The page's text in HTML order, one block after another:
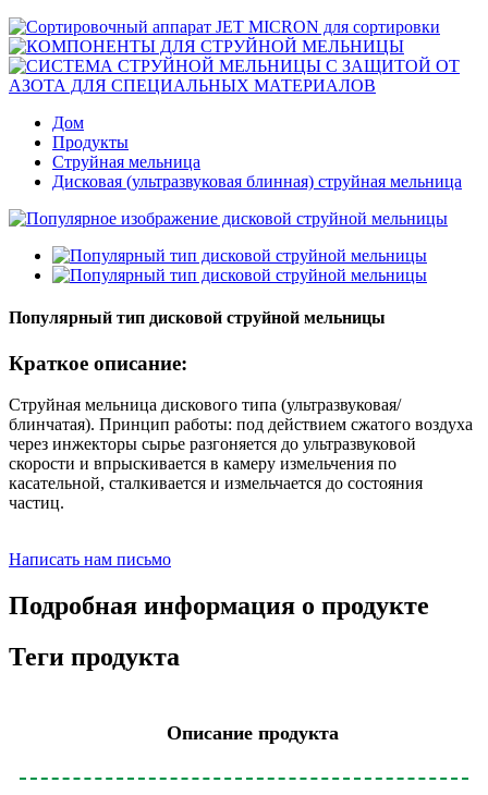
Дом
Продукты
Струйная мельница
Дисковая (ультразвуковая блинная) струйная мельница
Популярный тип дисковой струйной мельницы
Краткое описание:
Струйная мельница дискового типа (ультразвуковая/
блинчатая). Принцип работы: под действием сжатого воздуха
через инжекторы сырье разгоняется до ультразвуковой
скорости и впрыскивается в камеру измельчения по
касательной, сталкивается и измельчается до состояния
частиц.
Написать нам письмо
Подробная информация о продукте
Теги продукта
Описание продукта